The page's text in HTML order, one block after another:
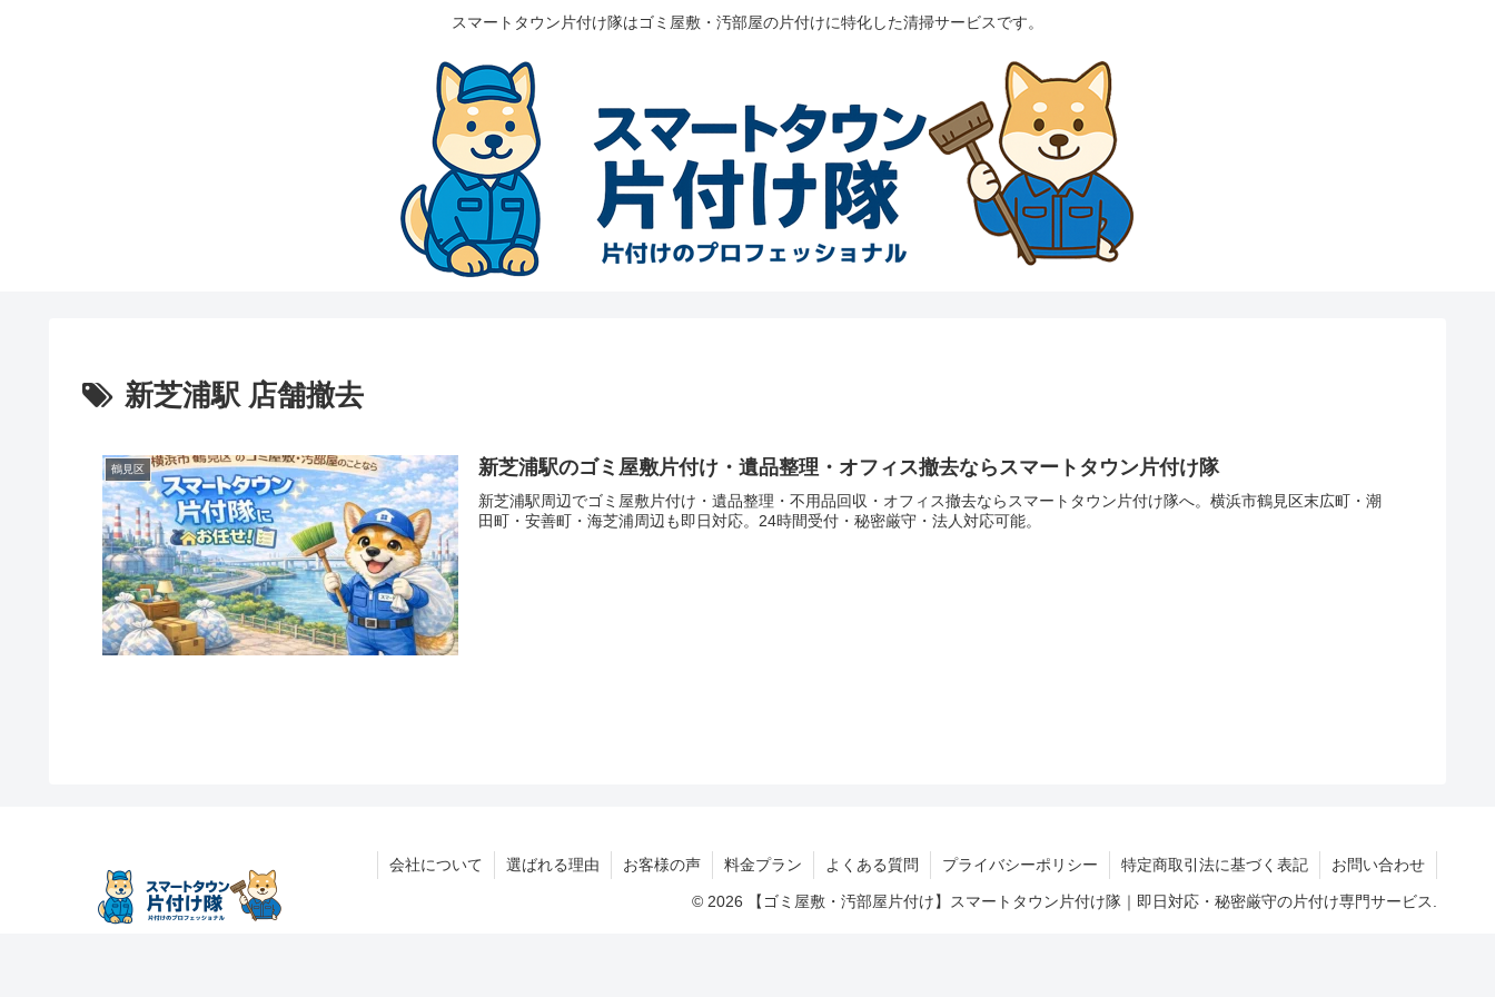
スマートタウン片付け隊はゴミ屋敷・汚部屋の片付けに特化した清掃サービスです。
新芝浦駅 店舗撤去
鶴見区 新芝浦駅のゴミ屋敷片付け・遺品整理・オフィス撤去ならスマートタウン片付け隊
新芝浦駅周辺でゴミ屋敷片付け・遺品整理・不用品回収・オフィス撤去ならスマートタウン片付け隊へ。横浜市鶴見区末広町・潮
田町・安善町・海芝浦周辺も即日対応。24時間受付・秘密厳守・法人対応可能。
会社について 選ばれる理由 お客様の声 料金プラン よくある質問 プライバシーポリシー 特定商取引法に基づく表記 お問い合わせ
© 2026 【ゴミ屋敷・汚部屋片付け】スマートタウン片付け隊｜即日対応・秘密厳守の片付け専門サービス.